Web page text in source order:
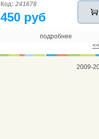
Код: 241678
450 руб
подробнее
2009-